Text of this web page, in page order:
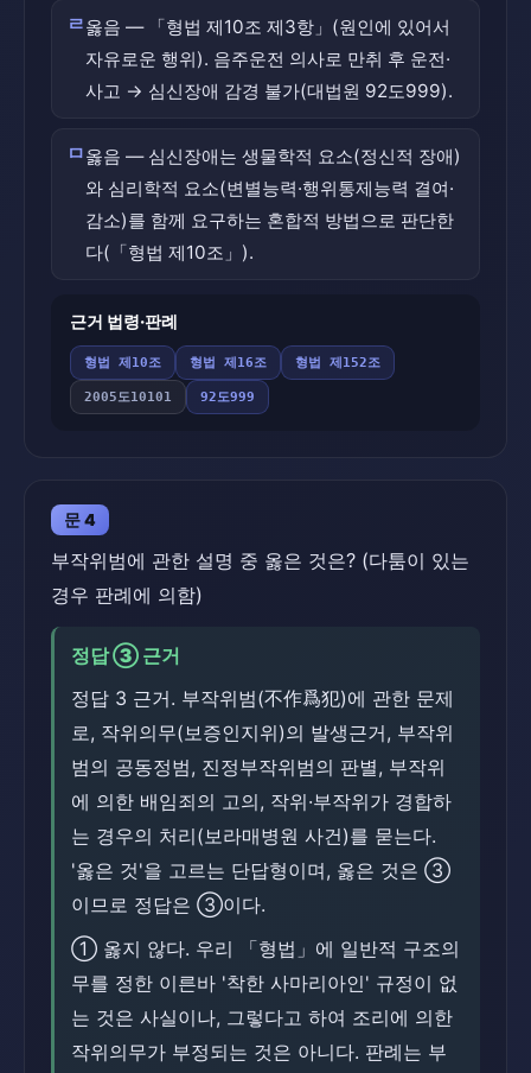
ㄹ옳음 — 「형법 제10조 제3항」(원인에 있어서
자유로운 행위). 음주운전 의사로 만취 후 운전·
사고 → 심신장애 감경 불가(대법원 92도999).
ㅁ옳음 — 심신장애는 생물학적 요소(정신적 장애)
와 심리학적 요소(변별능력·행위통제능력 결여·
감소)를 함께 요구하는 혼합적 방법으로 판단한
다(「형법 제10조」).
근거 법령·판례
형법 제10조 형법 제16조 형법 제152조
2005도10101 92도999
문 4
부작위범에 관한 설명 중 옳은 것은? (다툼이 있는
경우 판례에 의함)
정답 ③ 근거
정답 3 근거. 부작위범(不作爲犯)에 관한 문제
로, 작위의무(보증인지위)의 발생근거, 부작위
범의 공동정범, 진정부작위범의 판별, 부작위
에 의한 배임죄의 고의, 작위·부작위가 경합하
는 경우의 처리(보라매병원 사건)를 묻는다.
'옳은 것'을 고르는 단답형이며, 옳은 것은 ③
이므로 정답은 ③이다.
① 옳지 않다. 우리 「형법」에 일반적 구조의
무를 정한 이른바 '착한 사마리아인' 규정이 없
는 것은 사실이나, 그렇다고 하여 조리에 의한
작위의무가 부정되는 것은 아니다. 판례는 부